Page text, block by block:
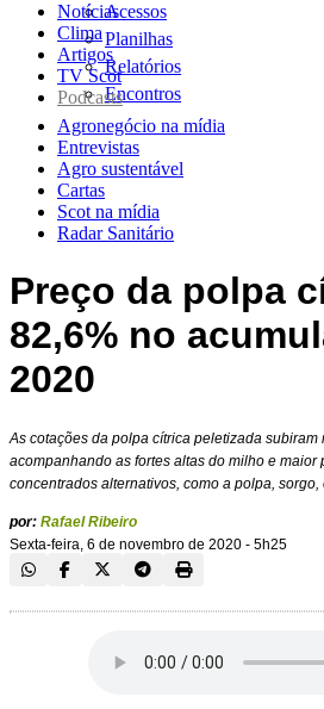
Acessos
Planilhas
Relatórios
Encontros
Notícias
Clima
Artigos
TV Scot
Podcasts
Agronegócio na mídia
Entrevistas
Agro sustentável
Cartas
Scot na mídia
Radar Sanitário
Preço da polpa
82,6% no
2020
As cotações da polpa cítrica peletizada
acompanhando as fortes altas do milho e maior
concentrados alternativos, como a polpa, sorgo,
por: Rafael Ribeiro
Sexta-feira, 6 de novembro de 2020 - 5h25